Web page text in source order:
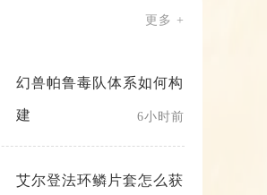
更多 +
幻兽帕鲁毒队体系如何构
建 6小时前
艾尔登法环鳞片套怎么获